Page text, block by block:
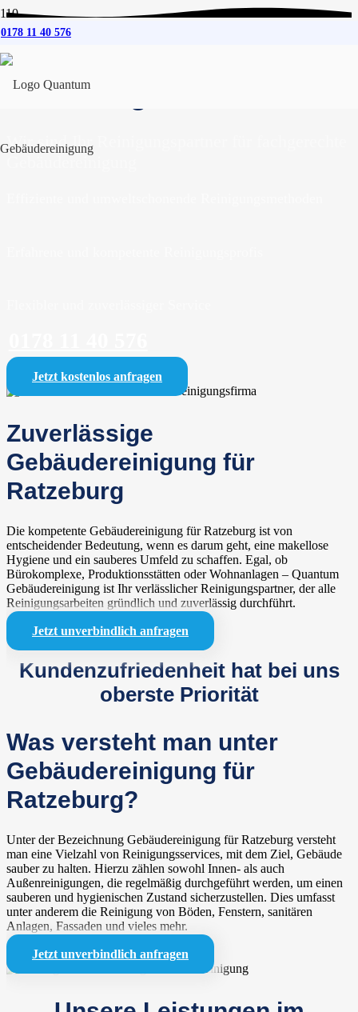
0178 11 40 576
Gebäudereinigung
Ratzeburg
Wir sind Ihr Reinigungspartner für fachgerechte
Gebäudereinigung
Jetzt kostenlos anfragen
Zuverlässige
Gebäudereinigung für
Ratzeburg
Die kompetente Gebäudereinigung für Ratzeburg ist von
entscheidender Bedeutung, wenn es darum geht, eine makellose
Hygiene und ein sauberes Umfeld zu schaffen. Egal, ob
Bürokomplexe, Produktionsstätten oder Wohnanlagen – Quantum
Gebäudereinigung ist Ihr verlässlicher Reinigungspartner, der alle
Reinigungsarbeiten gründlich und zuverlässig durchführt.
Jetzt unverbindlich anfragen
Kundenzufriedenheit hat bei uns
oberste Priorität
Was versteht man unter
Gebäudereinigung für
Ratzeburg?
Unter der Bezeichnung Gebäudereinigung für Ratzeburg versteht
man eine Vielzahl von Reinigungsservices, mit dem Ziel, Gebäude
sauber zu halten. Hierzu zählen sowohl Innen- als auch
Außenreinigungen, die regelmäßig durchgeführt werden, um einen
sauberen und hygienischen Zustand sicherzustellen. Dies umfasst
unter anderem die Reinigung von Böden, Fenstern, sanitären
Anlagen, Fassaden und vieles mehr.
Jetzt unverbindlich anfragen